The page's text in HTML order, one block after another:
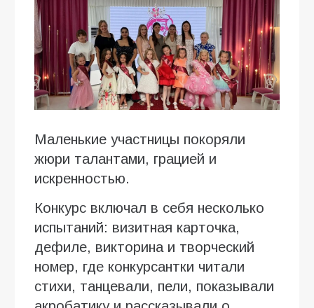
Маленькие участницы покоряли
жюри талантами, грацией и
искренностью.
Конкурс включал в себя несколько
испытаний: визитная карточка,
дефиле, викторина и творческий
номер, где конкурсантки читали
стихи, танцевали, пели, показывали